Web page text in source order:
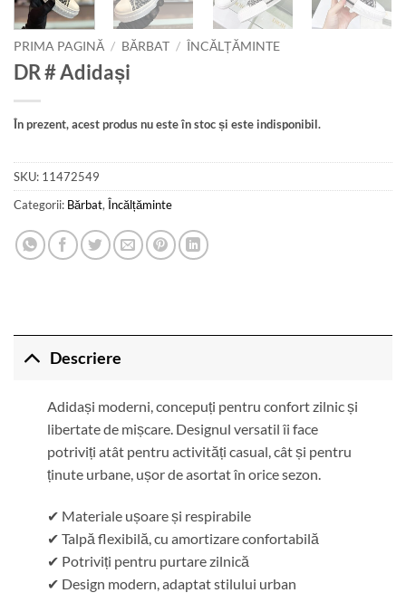
PRIMA PAGINĂ / BĂRBAT / ÎNCĂLȚĂMINTE
DR # Adidași
În prezent, acest produs nu este în stoc și este indisponibil.
SKU: 11472549
Categorii: Bărbat, Încălțăminte
Descriere
Adidași moderni, concepuți pentru confort zilnic și
libertate de mișcare. Designul versatil îi face
potriviți atât pentru activități casual, cât și pentru
ținute urbane, ușor de asortat în orice sezon.
✔ Materiale ușoare și respirabile
✔ Talpă flexibilă, cu amortizare confortabilă
✔ Potriviți pentru purtare zilnică
✔ Design modern, adaptat stilului urban